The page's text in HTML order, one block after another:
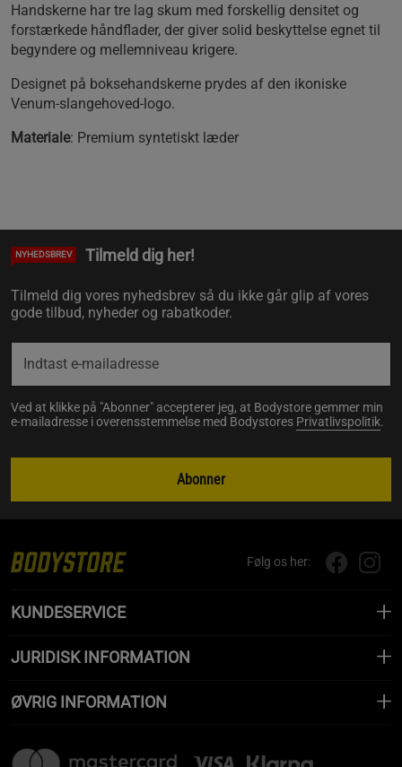
Handskerne har tre lag skum med forskellig densitet og
forstærkede håndflader, der giver solid beskyttelse egnet til
begyndere og mellemniveau krigere.
Designet på boksehandskerne prydes af den ikoniske
Venum-slangehoved-logo.
Materiale: Premium syntetiskt læder
NYHEDSBREV Tilmeld dig her!
Tilmeld dig vores nyhedsbrev så du ikke går glip af vores
gode tilbud, nyheder og rabatkoder.
Ved at klikke på "Abonner" accepterer jeg, at Bodystore gemmer min
e-mailadresse i overensstemmelse med Bodystores Privatlivspolitik.
Abonner
Følg os her:
KUNDESERVICE
JURIDISK INFORMATION
ØVRIG INFORMATION